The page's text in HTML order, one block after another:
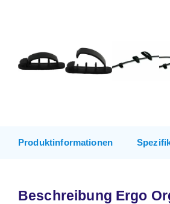
Produktinformationen
Beschreibung Ergo